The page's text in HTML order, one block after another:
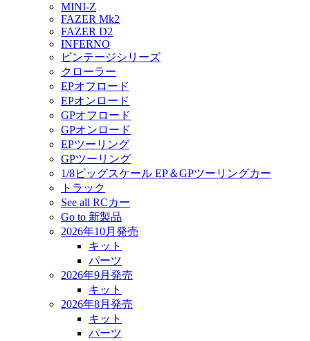
MINI-Z
FAZER Mk2
FAZER D2
INFERNO
ビンテージシリーズ
クローラー
EPオフロード
EPオンロード
GPオフロード
GPオンロード
EPツーリング
GPツーリング
1/8ビッグスケール EP＆GPツーリングカー
トラック
See all RCカー
Go to 新製品
2026年10月発売
キット
パーツ
2026年9月発売
キット
2026年8月発売
キット
パーツ